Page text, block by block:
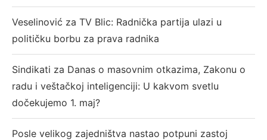
Veselinović za TV Blic: Radnička partija ulazi u
političku borbu za prava radnika
Sindikati za Danas o masovnim otkazima, Zakonu o
radu i veštačkoj inteligenciji: U kakvom svetlu
dočekujemo 1. maj?
Posle velikog zajedništva nastao potpuni zastoj